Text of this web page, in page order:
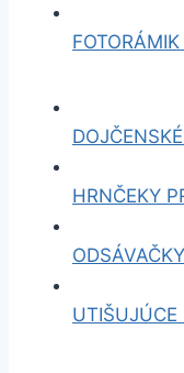
HRNČEKY
UTIŠUJÚCE